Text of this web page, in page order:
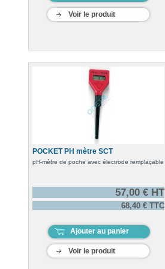
Voir le produit
POCKET PH mètre SCT
pH-mètre de poche avec électrode remplaçable
57,00 € HT
68,40 € TTC
Ajouter au panier
Voir le produit